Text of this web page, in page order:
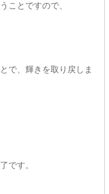
ことですので、
で、輝きを取り戻しま
です。